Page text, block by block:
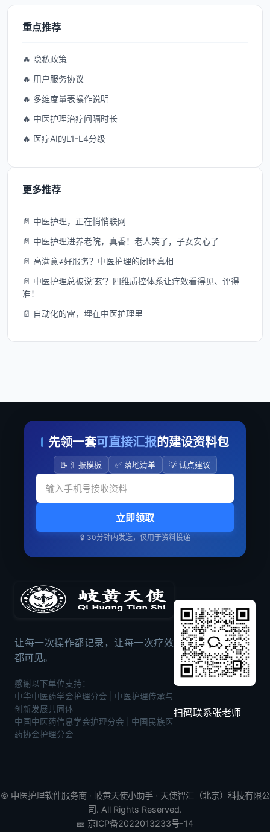
重点推荐
🔥 隐私政策
🔥 用户服务协议
🔥 多维度量表操作说明
🔥 中医护理治疗间隔时长
🔥 医疗AI的L1-L4分级
更多推荐
📄 中医护理，正在悄悄联网
📄 中医护理进养老院，真香！老人笑了，子女安心了
📄 高满意≠好服务？中医护理的闭环真相
📄 中医护理总被说‘玄’？四维质控体系让疗效看得见、评得
准！
📄 自动化的雷，埋在中医护理里
先领一套可直接汇报的建设资料包
📝 汇报模板 ✅ 落地清单 💡 试点建议
立即领取
🔒 30分钟内发送，仅用于资料投递
让每一次操作都记录，让每一次疗效
都可见。
感谢以下单位支持：
中华中医药学会护理分会 | 中医护理传承与
创新发展共同体
中国中医药信息学会护理分会 | 中国民族医
药协会护理分会
扫码联系张老师
© 中医护理软件服务商 · 岐黄天使小助手 · 天使智汇（北京）科技有限公
司. All Rights Reserved.
🎫 京ICP备2022013233号-14